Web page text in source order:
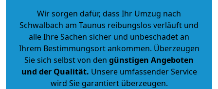
Wir sorgen dafür, dass Ihr Umzug nach
Schwalbach am Taunus reibungslos verläuft und
alle Ihre Sachen sicher und unbeschadet an
Ihrem Bestimmungsort ankommen. Überzeugen
Sie sich selbst von den günstigen Angeboten
und der Qualität. Unsere umfassender Service
wird Sie garantiert überzeugen.